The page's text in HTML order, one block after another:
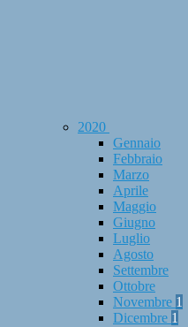
2020
Gennaio
Febbraio
Marzo
Aprile
Maggio
Giugno
Luglio
Agosto
Settembre
Ottobre
Novembre 1
Dicembre 1